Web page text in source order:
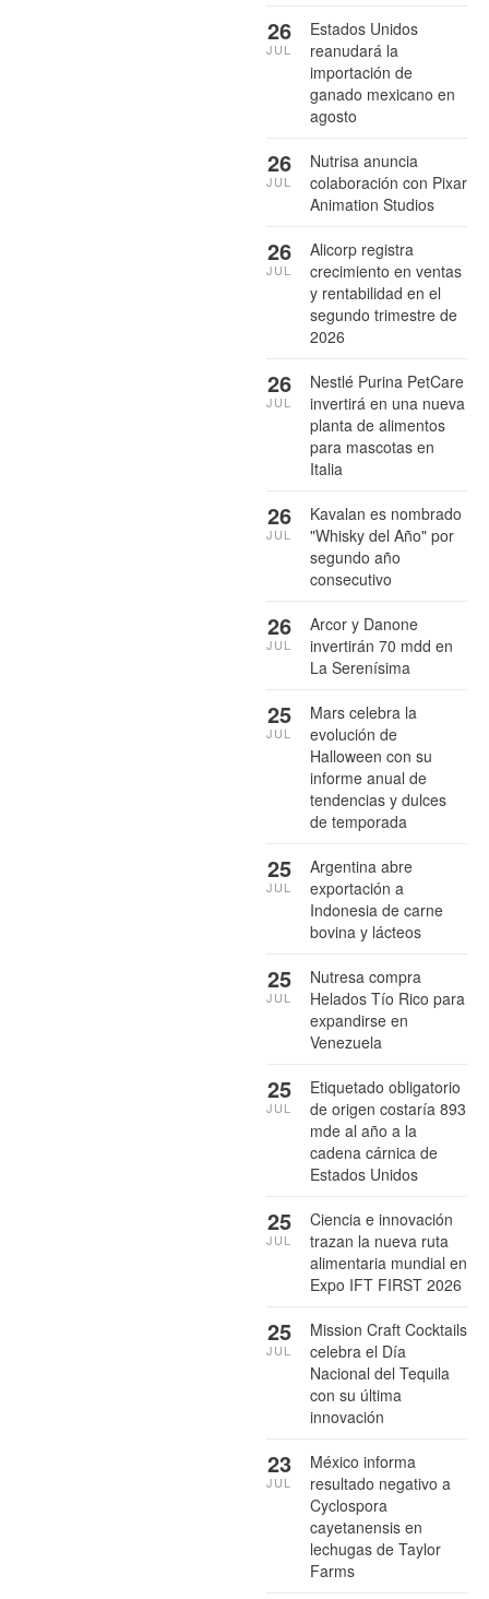
Estados Unidos
reanudará la
importación de
ganado mexicano en
agosto
26
JUL
Nutrisa anuncia
colaboración con Pixar
Animation Studios
26
JUL
Alicorp registra
crecimiento en ventas
y rentabilidad en el
segundo trimestre de
2026
26
JUL
Nestlé Purina PetCare
invertirá en una nueva
planta de alimentos
para mascotas en
Italia
26
JUL
Kavalan es nombrado
"Whisky del Año" por
segundo año
consecutivo
26
JUL
Arcor y Danone
invertirán 70 mdd en
La Serenísima
26
JUL
Mars celebra la
evolución de
Halloween con su
informe anual de
tendencias y dulces
de temporada
25
JUL
Argentina abre
exportación a
Indonesia de carne
bovina y lácteos
25
JUL
Nutresa compra
Helados Tío Rico para
expandirse en
Venezuela
25
JUL
Etiquetado obligatorio
de origen costaría 893
mde al año a la
cadena cárnica de
Estados Unidos
25
JUL
Ciencia e innovación
trazan la nueva ruta
alimentaria mundial en
Expo IFT FIRST 2026
25
JUL
Mission Craft Cocktails
celebra el Día
Nacional del Tequila
con su última
innovación
25
JUL
México informa
resultado negativo a
Cyclospora
cayetanensis en
lechugas de Taylor
Farms
23
JUL